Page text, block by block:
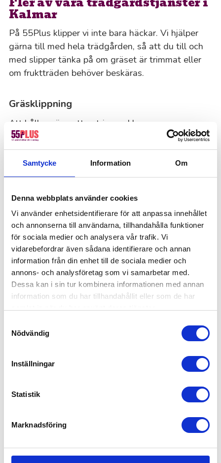
Samtycke Information Om
Denna webbplats använder cookies
Vi använder enhetsidentifierare för att anpassa innehållet
och annonserna till användarna, tillhandahålla funktioner
för sociala medier och analysera vår trafik. Vi
vidarebefordrar även sådana identifierare och annan
information från din enhet till de sociala medier och
annons- och analysföretag som vi samarbetar med.
Dessa kan i sin tur kombinera informationen med annan
information som du har tillhandahållit eller som de har
Nödvändig
Inställningar
Statistik
Marknadsföring
Kalmar
På 55Plus klipper vi inte bara häckar. Vi hjälper
gärna till med hela trädgården, så att du till och
med slipper tänka på om gräset är trimmat eller
om fruktträden behöver beskäras.
Gräsklippning
Att hålla gräsmattan trimmad kan vara
tidskrävande, särskilt under sommarmånaderna,
och för att gräsmattan ska vara frisk och frodig
krävs det att man klipper den ofta. Därför står
våra seniora medarbetare alltid redo att ta hand
Trädbeskärning
Vi hjälper gärna till med alla typer av
trädbeskärning, det vill säga uppbyggnads-,
underhålls- och föryngringsbeskärning. Våra
medarbetare beskär alla typer av frukt-, barr- och
lövträd i syfte att främja deras hälsa och form.
mycket mer.
Kontakta oss för häckklippning
formulär för att boka professionell häckklippning i
Kalmar.